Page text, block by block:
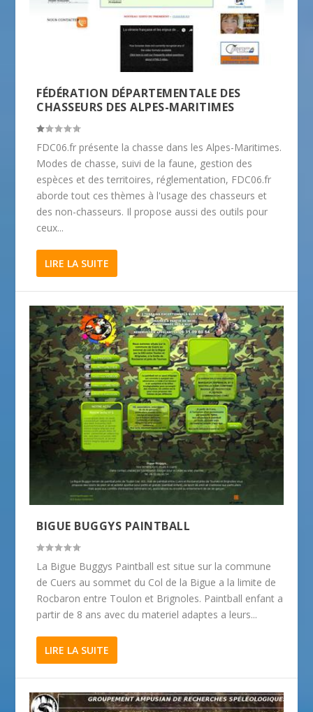
FÉDÉRATION DÉPARTEMENTALE DES
CHASSEURS DES ALPES-MARITIMES
FDC06.fr présente la chasse dans les Alpes-Maritimes.
Modes de chasse, suivi de la faune, gestion des
espèces et des territoires, réglementation, FDC06.fr
aborde tout ces thèmes à l'usage des chasseurs et
des non-chasseurs. Il propose aussi des outils pour
ceux...
LIRE LA SUITE
BIGUE BUGGYS PAINTBALL
La Bigue Buggys Paintball est situe sur la commune
de Cuers au sommet du Col de la Bigue a la limite de
Rocbaron entre Toulon et Brignoles. Paintball enfant a
partir de 8 ans avec du materiel adaptes a leurs...
LIRE LA SUITE